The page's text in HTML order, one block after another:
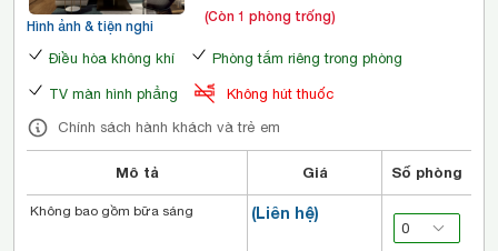
Hình ảnh & tiện nghi
(Còn 1 phòng trống)
Điều hòa không khí Phòng tắm riêng trong phòng
TV màn hình phẳng
Không hút thuốc
Chính sách hành khách và trẻ em
Mô tả Giá Số phòng
(Liên hệ)
Không bao gồm bữa sáng